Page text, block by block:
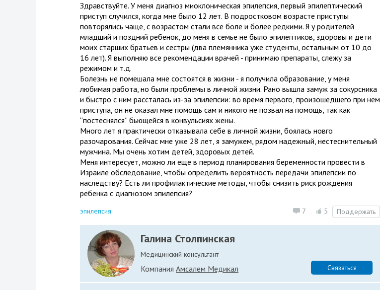
Здравствуйте. У меня диагноз миоклоническая эпилепсия, первый эпилептический
приступ случился, когда мне было 12 лет. В подростковом возрасте приступы
повторялись чаще, с возрастом стали все боле и более редкими. Я у родителей
младший и поздний ребенок, до меня в семье не было эпилептиков, здоровы и дети
моих старших братьев и сестры (два племянника уже студенты, остальным от 10 до
16 лет). Я выполняю все рекомендации врачей - принимаю препараты, слежу за
режимом и т.д.
Болезнь не помешала мне состоятся в жизни - я получила образование, у меня
любимая работа, но были проблемы в личной жизни. Рано вышла замуж за сокурсника
и быстро с ним рассталась из-за эпилепсии: во время первого, произошедшего при нем
приступа, он не оказал мне помощь сам и никого не позвал на помощь, так как
“постеснялся” бьющейся в конвульсиях жены.
Много лет я практически отказывала себе в личной жизни, боялась новго
разочарования. Сейчас мне уже 28 лет, я замужем, рядом надежный, нестеснительный
мужчина. Мы очень хотим детей, здоровых детей.
Меня интересует, можно ли еще в период планирования беременности провести в
Израиле обследование, чтобы определить вероятность передачи эпилепсии по
наследству? Есть ли профилактические методы, чтобы снизить риск рождения
ребенка с диагнозом эпилепсия?
7 5 Поддержать
эпилепсия
Галина Столпинская
Медицинский консультант
Компания Амсалем Медикал Связаться